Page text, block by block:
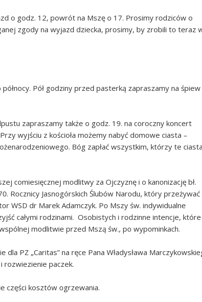
o godz. 12, powrót na Mszę o 17. Prosimy rodziców o
zgody na wyjazd dziecka, prosimy, by zrobili to teraz
Pół godziny przed pasterką zapraszamy na śpiew
zapraszamy także o godz. 19. na coroczny koncert
wyjściu z kościoła możemy nabyć domowe ciasta –
Bóg zapłać wszystkim, którzy te ciasta
comiesięcznej modlitwy za Ojczyznę i o kanonizację bł.
Rocznicy Jasnogórskich Ślubów Narodu, który przeżywać
WSD dr Marek Adamczyk. Po Mszy św. indywidualne
całymi rodzinami. Osobistych i rodzinne intencje, które
modlitwie przed Mszą św., po wypominkach.
PZ „Caritas” na ręce Pana Władysława
rozwiezienie paczek.
części kosztów ogrzewania.